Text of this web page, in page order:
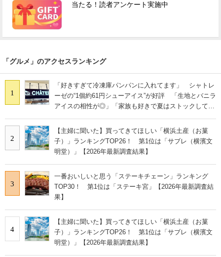
当たる！読者アンケート実施中
「グルメ」のアクセスランキング
1
「好きすぎて冷凍庫パンパンに入れてます」 シャトレ
ーゼの“1個約61円シューアイス”が好評 「生地とバニラ
アイスの相性が◎」「家族も好きで夏はストックして
2
【主婦に聞いた】買ってきてほしい「横浜土産（お菓
子）」ランキングTOP26！ 第1位は「サブレ（横濱文
明堂）」【2026年最新調査結果】
3
一番おいしいと思う「ステーキチェーン」ランキング
TOP30！ 第1位は「ステーキ宮」【2026年最新調査結
果】
4
【主婦に聞いた】買ってきてほしい「横浜土産（お菓
子）」ランキングTOP26！ 第1位は「サブレ（横濱文
明堂）」【2026年最新調査結果】